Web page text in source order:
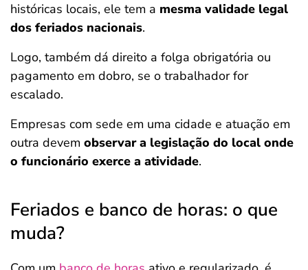
históricas locais, ele tem a mesma validade legal
dos feriados nacionais.
Logo, também dá direito a folga obrigatória ou
pagamento em dobro, se o trabalhador for
escalado.
Empresas com sede em uma cidade e atuação em
outra devem observar a legislação do local onde
o funcionário exerce a atividade.
Feriados e banco de horas: o que
muda?